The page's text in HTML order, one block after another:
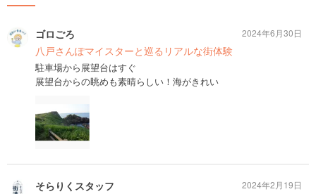
ゴロごろ
八戸さんぽマイスターと巡るリアルな街体験
駐車場から展望台はすぐ
展望台からの眺めも素晴らしい！海がきれい
2024年6月30日
そらりくスタッフ
2024年2月19日